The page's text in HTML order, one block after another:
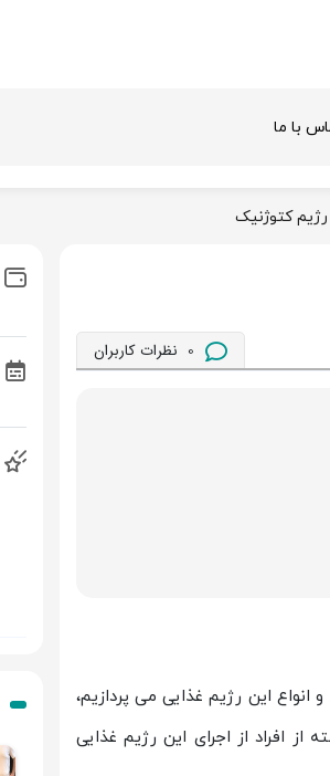
با ما
کتوژنیک
0 نظرات کاربران
انواع این رژیم غذایی می پردازیم،
افراد از اجرای این رژیم غذایی